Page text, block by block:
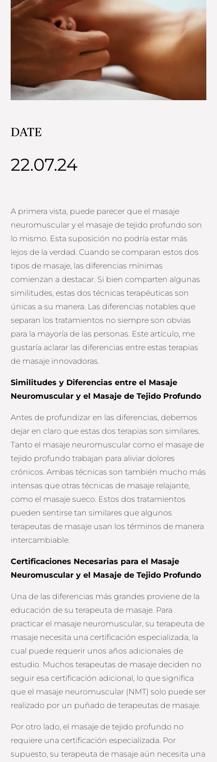
DATE
22.07.24
A primera vista, puede parecer que el masaje
neuromuscular y el masaje de tejido profundo son
lo mismo. Esta suposición no podría estar más
lejos de la verdad. Cuando se comparan estos dos
tipos de masaje, las diferencias mínimas
comienzan a destacar. Si bien comparten algunas
similitudes, estas dos técnicas terapéuticas son
únicas a su manera. Las diferencias notables que
separan los tratamientos no siempre son obvias
para la mayoría de las personas. Este artículo, me
gustaría aclarar las diferencias entre estas terapias
de masaje innovadoras.
Similitudes y Diferencias entre el Masaje
Neuromuscular y el Masaje de Tejido Profundo
Antes de profundizar en las diferencias, debemos
dejar en claro que estas dos terapias son similares.
Tanto el masaje neuromuscular como el masaje de
tejido profundo trabajan para aliviar dolores
crónicos. Ambas técnicas son también mucho más
intensas que otras técnicas de masaje relajante,
como el masaje sueco. Estos dos tratamientos
pueden sentirse tan similares que algunos
terapeutas de masaje usan los términos de manera
intercambiable.
Certificaciones Necesarias para el Masaje
Neuromuscular y el Masaje de Tejido Profundo
Una de las diferencias más grandes proviene de la
educación de su terapeuta de masaje. Para
practicar el masaje neuromuscular, su terapeuta de
masaje necesita una certificación especializada, la
cual puede requerir unos años adicionales de
estudio. Muchos terapeutas de masaje deciden no
seguir esa certificación adicional, lo que significa
que el masaje neuromuscular (NMT) solo puede ser
realizado por un puñado de terapeutas de masaje.
Por otro lado, el masaje de tejido profundo no
requiere una certificación especializada. Por
supuesto, su terapeuta de masaje aún necesita una